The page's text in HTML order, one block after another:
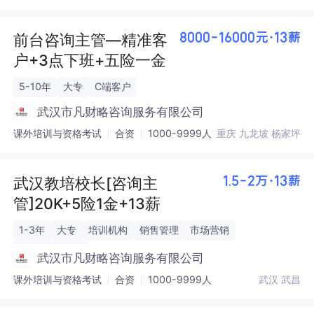
前台咨询主管—精准客
户+3点下班+五险一金
8000-16000元·13薪
5-10年 大专 C端客户
武汉市凡财略咨询服务有限公司
课外培训与资格考试 合资 1000-9999人 重庆 九龙坡 杨家坪
武汉教培校长[咨询主
管]20K+5险1金+13薪
1.5-2万·13薪
1-3年 大专 培训机构 销售管理
市场营销
校长/销售经理
武汉市凡财略咨询服务有限公司
课外培训与资格考试 合资 1000-9999人 武汉 武昌